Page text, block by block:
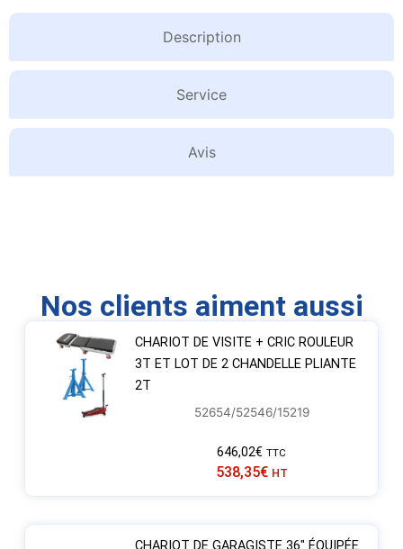
Description
Service
Avis
Nos clients aiment aussi
CHARIOT DE VISITE + CRIC ROULEUR
3T ET LOT DE 2 CHANDELLE PLIANTE
2T
52654/52546/15219
646,02€ TTC
538,35€ HT